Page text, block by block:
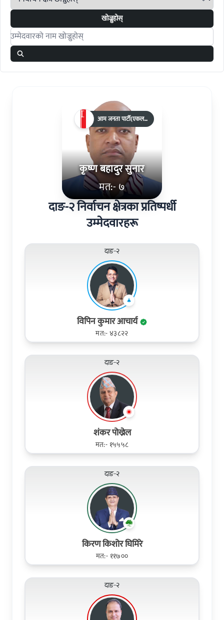
खोज्नुहोस्
Search candidates
कृष्ण बहादुर सुनार
मत:- ७
आम जनता पार्टी(एकल
चुनाव चिन्ह)
दाङ-२ निर्वाचन क्षेत्रका प्रतिष्पर्धी
उम्मेदवारहरू
दाङ-२
विपिन कुमार आचार्य
मत:- ४३८२२
दाङ-२
शंकर पोख्रेल
मत:- १५५५८
दाङ-२
किरण किशोर घिमिरे
मत:- ११७००
दाङ-२